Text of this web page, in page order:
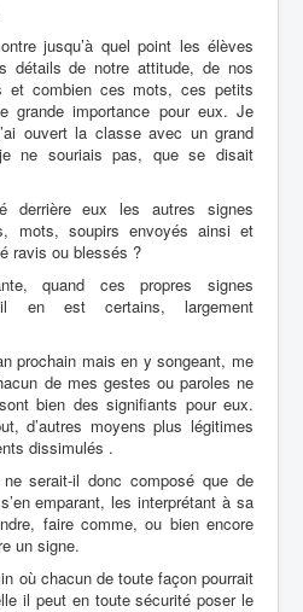
jusqu’à quel point les élèves
détails de notre attitude, de nos
et combien ces mots, ces petits
grande importance pour eux. Je
ouvert la classe avec un grand
ne souriais pas, que se disait
derrière eux les autres signes
mots, soupirs envoyés ainsi et
ravis ou blessés ?
quand ces propres signes
en est certains, largement
prochain mais en y songeant, me
de mes gestes ou paroles ne
bien des signifiants pour eux.
d’autres moyens plus légitimes
dissimulés .
serait-il donc composé que de
emparant, les interprétant à sa
faire comme, ou bien encore
un signe.
où chacun de toute façon pourrait
il peut en toute sécurité poser le